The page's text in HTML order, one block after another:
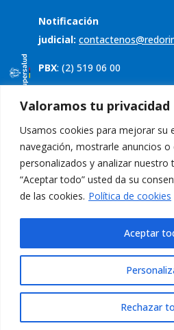
Valoramos tu privacidad
Usamos cookies para mejorar su
navegación, mostrarle anuncios o
personalizados y analizar nuestro
“Aceptar todo” usted da su
de las cookies. Política de cookies
Rechazar
Aceptar
Notificación
judicial:
PBX: (2) 519 06 00
Servicio al cliente
Política de tratamiento de
Aviso de privacidad
PQRS